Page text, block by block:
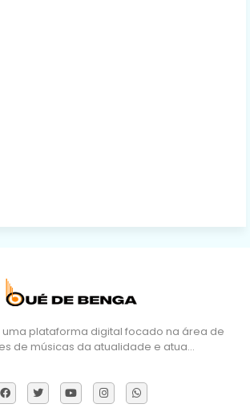
uma plataforma digital focado na área de
de músicas da atualidade e atua…